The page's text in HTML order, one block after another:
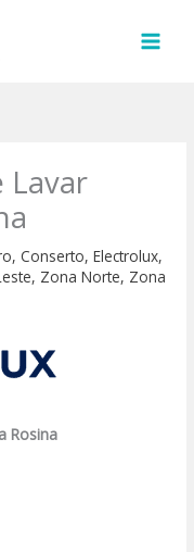
Lavar
,Conserto,Electrolux,
, Zona Norte, Zona
Rosina